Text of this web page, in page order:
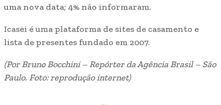
uma nova data; 4% não informaram.
Icasei é uma plataforma de sites de casamento e
lista de presentes fundado em 2007.
(Por Bruno Bocchini – Repórter da Agência Brasil – São
Paulo. Foto: reprodução internet)